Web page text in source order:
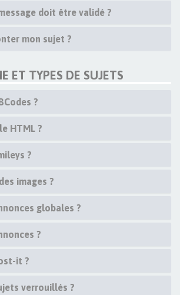
doit être validé ?
mon sujet ?
ET TYPES DE SUJETS
?
HTML ?
?
images ?
globales ?
?
it ?
verrouillés ?